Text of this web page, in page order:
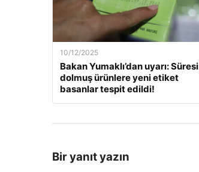
10/12/2025
Bakan Yumaklı’dan uyarı: Süresi
dolmuş ürünlere yeni etiket
basanlar tespit edildi!
Bir yanıt yazın